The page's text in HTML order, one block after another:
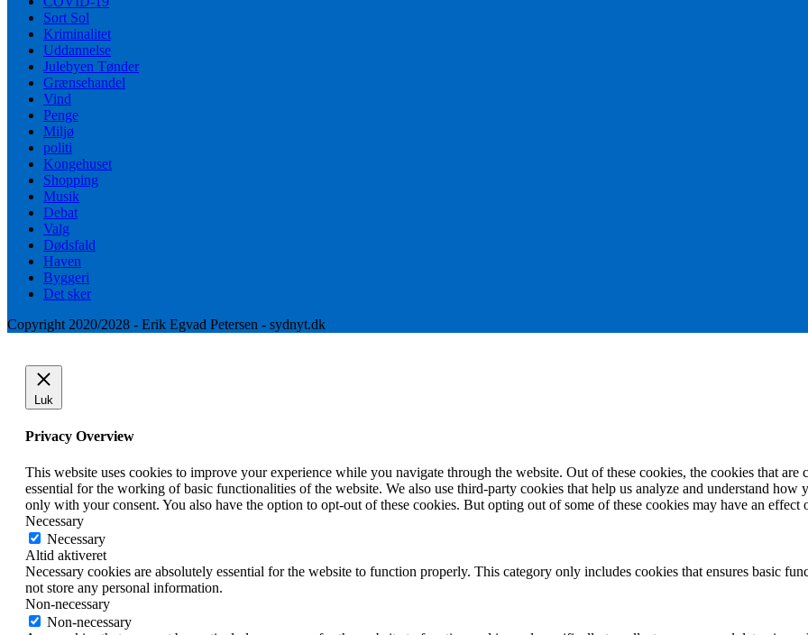
Sort Sol
Kriminalitet
Uddannelse
Julebyen Tønder
Grænsehandel
Vind
Penge
Miljø
politi
Kongehuset
Shopping
Musik
Debat
Valg
Dødsfald
Haven
Byggeri
Det sker
Copyright 2020/2028 - Erik Egvad Petersen - sydnyt.dk
Luk
Privacy Overview
This website uses cookies to improve your experience while you navigate through the website. Out of these cookies, the cookies that are
essential for the working of basic functionalities of the website. We also use third-party cookies that help us analyze and understand
only with your consent. You also have the option to opt-out of these cookies. But opting out of some of these cookies may have an effect
Necessary
Necessary
Altid aktiveret
Necessary cookies are absolutely essential for the website to function properly. This category only includes cookies that ensures basic
not store any personal information.
Non-necessary
Non-necessary